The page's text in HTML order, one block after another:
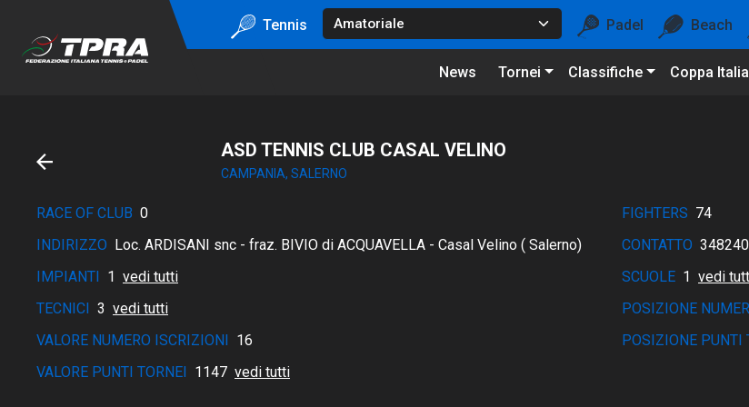
Tennis Padel Beach
News Tornei Classifiche Coppa
ASD TENNIS CLUB CASAL VELINO
CAMPANIA, SALERNO
RACE OF CLUB 0 FIGHTERS 74
INDIRIZZO Loc. ARDISANI snc - fraz. BIVIO di ACQUAVELLA - Casal Velino ( Salerno) CONTATTO
IMPIANTI 1 vedi tutti SCUOLE 1 vedi
TECNICI 3 vedi tutti POSIZIONE
VALORE NUMERO ISCRIZIONI 16 POSIZIONE PUNTI
VALORE PUNTI TORNEI 1147 vedi tutti